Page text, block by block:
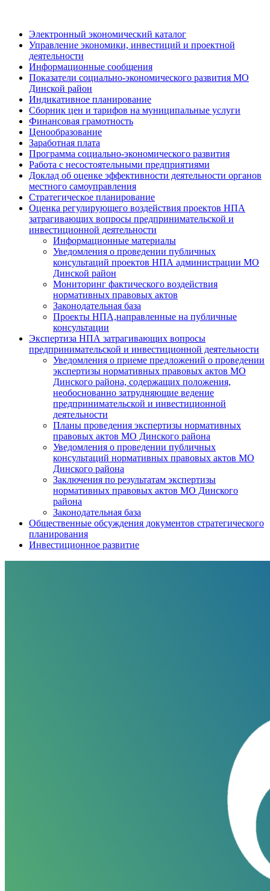
Электронный экономический каталог
Управление экономики, инвестиций и проектной
деятельности
Информационные сообщения
Показатели социально-экономического развития МО
Динской район
Индикативное планирование
Сборник цен и тарифов на муниципальные услуги
Финансовая грамотность
Ценообразование
Заработная плата
Программа социально-экономического развития
Работа с несостоятельными предприятиями
Доклад об оценке эффективности деятельности органов
местного самоуправления
Стратегическое планирование
Оценка регулирующего воздействия проектов НПА
затрагивающих вопросы предпринимательской и
инвестиционной деятельности
Информационные материалы
Уведомления о проведении публичных
консультаций проектов НПА администрации МО
Динской район
Мониторинг фактического воздействия
нормативных правовых актов
Законодательная база
Проекты НПА,направленные на публичные
консультации
Экспертиза НПА затрагивающих вопросы
предпринимательской и инвестиционной деятельности
Уведомления о приеме предложений о проведении
экспертизы нормативных правовых актов МО
Динского района, содержащих положения,
необоснованно затрудняющие ведение
предпринимательской и инвестиционной
деятельности
Планы проведения экспертизы нормативных
правовых актов МО Динского района
Уведомления о проведении публичных
консультаций нормативных правовых актов МО
Динского района
Заключения по результатам экспертизы
нормативных правовых актов МО Динского
района
Законодательная база
Общественные обсуждения документов стратегического
планирования
Инвестиционное развитие